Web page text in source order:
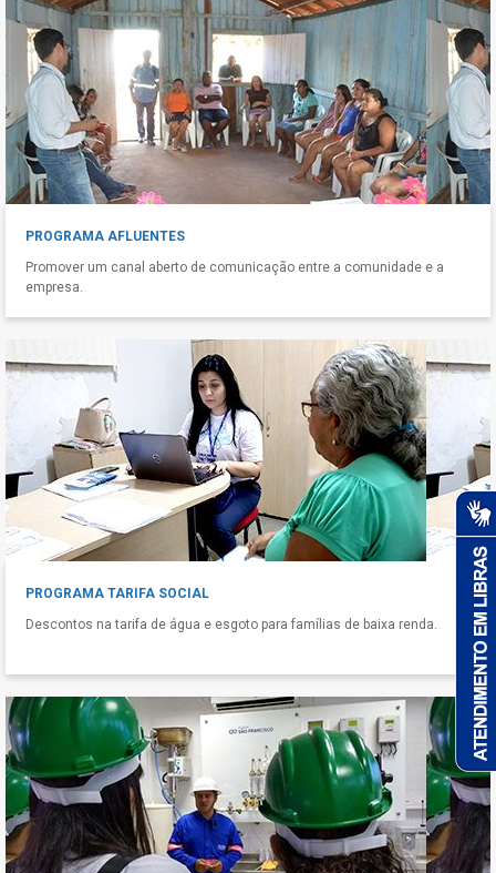
PROGRAMA AFLUENTES
Promover um canal aberto de comunicação entre a comunidade e a
empresa.
PROGRAMA TARIFA SOCIAL
Descontos na tarifa de água e esgoto para famílias de baixa renda.